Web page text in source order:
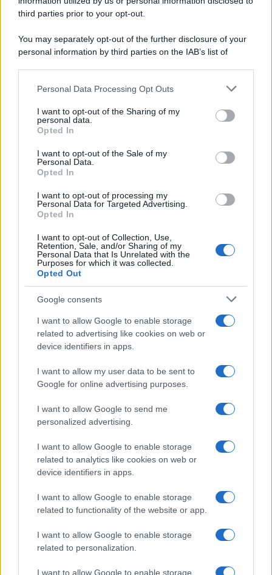
third parties prior to your opt-out.
You may separately opt-out of the further disclosure of your
personal information by third parties on the IAB’s list of
This information may also be disclosed by us to third parties
disclose it to other third parties.
Please note that this website/app uses one or more Google
services and may gather and store information including but
not limited to your visit or usage behaviour. You may click to
grant or deny consent to Google and its third-party tags to
consent section.
Personal Data Processing Opt Outs
I want to opt-out of the Sharing of my
personal data.
Opted In
I want to opt-out of the Sale of my
Personal Data.
Opted In
I want to opt-out of processing my
Personal Data for Targeted Advertising.
Opted In
I want to opt-out of Collection, Use,
Retention, Sale, and/or Sharing of my
Personal Data that Is Unrelated with the
Purposes for which it was collected.
Opted Out
Google consents
I want to allow Google to enable storage
related to advertising like cookies on web or
device identifiers in apps.
I want to allow my user data to be sent to
Google for online advertising purposes.
I want to allow Google to send me
personalized advertising.
I want to allow Google to enable storage
related to analytics like cookies on web or
device identifiers in apps.
I want to allow Google to enable storage
related to functionality of the website or app.
I want to allow Google to enable storage
related to personalization.
I want to allow Google to enable storage
FRASI
Frasi celebri
Frasi da condividere
Poesie
FILM
Frasi dei film
Frasi film più lette
Incipit dei film
Film più cercati
Frasi sul cinema
SERVIZI
Mappa del sito
Cookie Policy
Frasi suddivise per tema
Indice degli autori